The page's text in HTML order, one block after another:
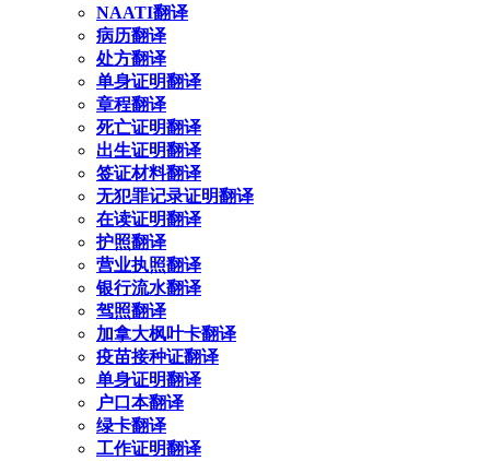
NAATI翻译
病历翻译
处方翻译
单身证明翻译
章程翻译
死亡证明翻译
出生证明翻译
签证材料翻译
无犯罪记录证明翻译
在读证明翻译
护照翻译
营业执照翻译
银行流水翻译
驾照翻译
加拿大枫叶卡翻译
疫苗接种证翻译
单身证明翻译
户口本翻译
绿卡翻译
工作证明翻译